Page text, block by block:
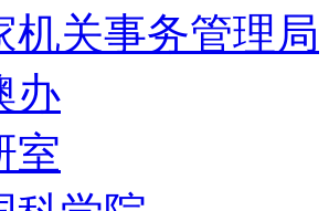
机关事务管理局
办
室